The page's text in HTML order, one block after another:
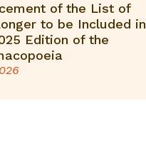
of the List of
to be Included in
Edition of the